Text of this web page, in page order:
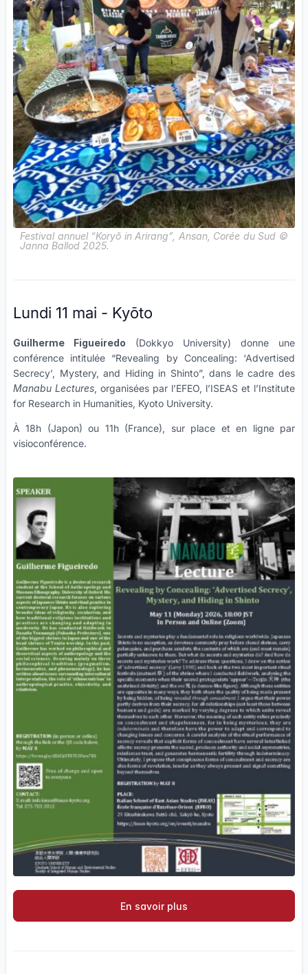
Festival annuel “Koryŏ in Arirang”, Ansan, Corée du Sud ©
Janna Ballod 2025.
Lundi 11 mai - Kyōto
Guilherme Figueiredo (Dokkyo University) donne une
conférence intitulée “Revealing by Concealing: ‘Advertised
Secrecy’, Mystery, and Hiding in Shinto”, dans le cadre des
Manabu Lectures, organisées par l’EFEO, l’ISEAS et l’Institute
for Research in Humanities, Kyoto University.
À 18h (Japon) ou 11h (France), sur place et en ligne par
visioconférence.
En savoir plus